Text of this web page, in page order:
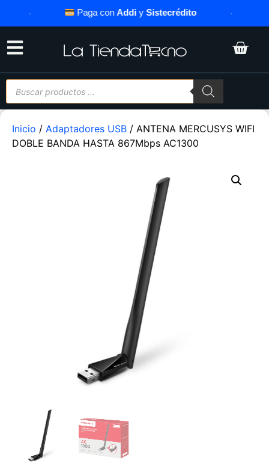
Paga conAddiySistecrédito
Inicio / Adaptadores USB / ANTENA MERCUSYS WIFI
DOBLE BANDA HASTA 867Mbps AC1300